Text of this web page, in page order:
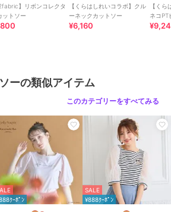
ップス ／Tシャツ・カットソ
ラック、ダークブルー
:100
品のお取り扱い方法
まで手洗い可 石油系ドライク
ーニング弱 ごく弱いウエットク
ーニング
ップス
･13号以上あり
】リボンコレクタ
ットソー
【くらはしれいコラボ】クル
ーネックカットソー
¥6,160
【く
ネコPT
ーブラ
ーの類似アイテム
このカテゴリーをすべてみる
ｸｰﾎﾟﾝ
SALE
¥888ｸｰﾎﾟﾝ